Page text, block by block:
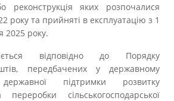
реконструкція яких розпочалися
року та прийняті в експлуатацію з 1
2025 року.
відповідно до Порядку
передбачених у державному
підтримки розвитку
сільськогосподарської